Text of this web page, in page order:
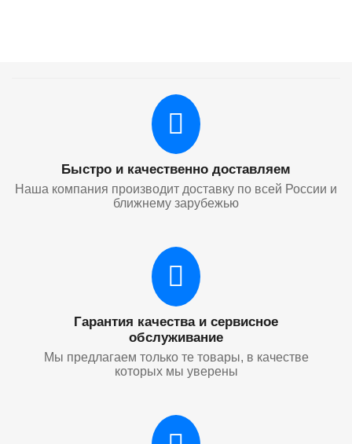
Быстро и качественно доставляем
Наша компания производит доставку по всей России и
ближнему зарубежью
Гарантия качества и сервисное
обслуживание
Мы предлагаем только те товары, в качестве
которых мы уверены